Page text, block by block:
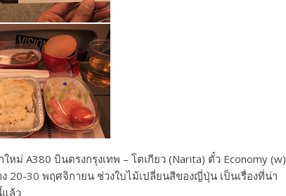
ม่ A380 บินตรงกรุงเทพ – โตเกียว (Narita) ตั๋ว Economy (w)
20-30 พฤศจิกายน ช่วงใบไม้เปลี่ยนสีของญี่ปุ่น เป็นเรื่องที่น่า
แล้ว